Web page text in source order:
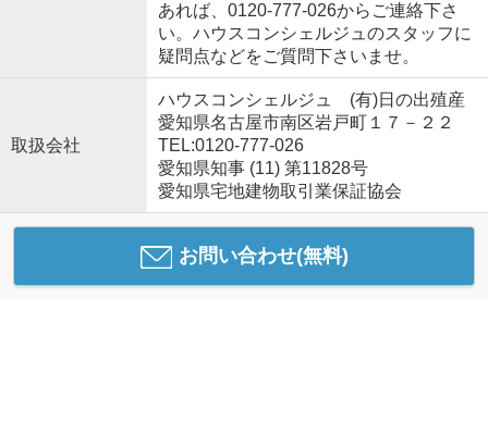
あれば、0120-777-026からご連絡下さ
い。ハウスコンシェルジュのスタッフに
疑問点などをご質問下さいませ。
取扱会社
ハウスコンシェルジュ (有)日の出殖産
愛知県名古屋市南区岩戸町１７－２２
TEL:0120-777-026
愛知県知事 (11) 第11828号
愛知県宅地建物取引業保証協会
お問い合わせ(無料)